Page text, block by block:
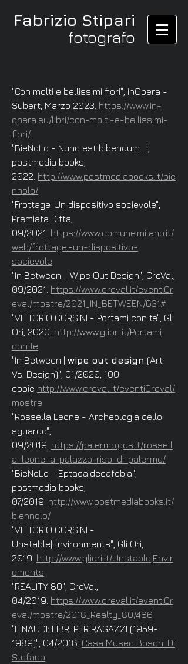
Fabrizio Stipari
fotografo
"Con molti e bellissimi fiori", inOpera -
Subert, Marzo 2023. https://www.in-
opera.eu/libri/con-molti-e-bellissimi-
fiori/
"BieNoLo - Nunc est bibendum...",
postmedia books,
2022. http://www.postmediabooks.it/bie
nnolo/
"Frottage. Un dispositivo socievole",
Premiata Ditta,
09/2021. https://www.comune.milano.it/
web/frottage.-un-dispositivo-
socievole
"In Between _ Wipe Out Design", CreVal,
09/2021. https://www.creval.it/eventiCr
eval/mostre/2021_IN_BETWEEN/631#
"VITTORIO CORSINI - Portami con te", Gli
Ori, 2020. http://www.gliori.it/Portami
con te
"In Between | wipe out design (Art
Vs. Design)", 01/2020, 100
copie http://www.creval.it/eventiCreval/
mostre
"Rossella Leone - Archeologia dello
sguardo",
09/2019. https://palermo.gds.it/rossell
a-leone-a-palazzo-riso-di-palermo/
"BieNoLo - Eptacaidecafobia",
postmedia books,
07/2019. http://www.postmediabooks.it/
biennolo/
"VITTORIO CORSINI -
Unstable|Environments", Gli Ori,
2019. http://www.gliori.it/Unstable|Envir
oments
"REALITY 80", CreVal,
04/2019. https://www.creval.it/eventiCr
eval/mostre/2018_Realty_80/466
"EINAUDI: LIBRI PER RAGAZZI (1959-
1989)", 04/2018. Casa Museo Boschi Di
Stefano